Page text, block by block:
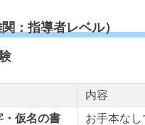
：指導者レベル）
内容
・仮名の書
お手本な